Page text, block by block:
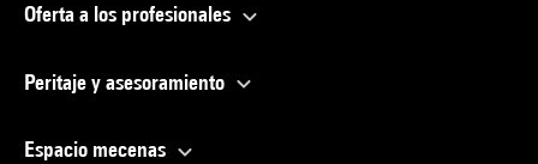
Oferta a los profesionales
Peritaje y asesoramiento
Espacio mecenas